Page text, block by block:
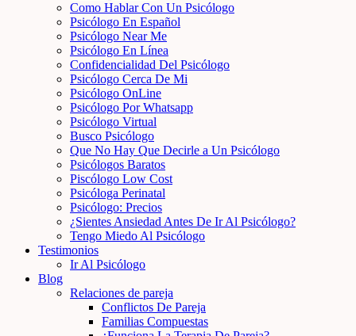
Como Hablar Con Un Psicólogo
Psicólogo En Español
Psicólogo Near Me
Psicólogo En Línea
Confidencialidad Del Psicólogo
Psicólogo Cerca De Mi
Psicólogo OnLine
Psicólogo Por Whatsapp
Psicólogo Virtual
Busco Psicólogo
Que No Hay Que Decirle a Un Psicólogo
Psicólogos Baratos
Piscólogo Low Cost
Psicóloga Perinatal
Psicólogo: Precios
¿Sientes Ansiedad Antes De Ir Al Psicólogo?
Tengo Miedo Al Psicólogo
Testimonios
Ir Al Psicólogo
Blog
Relaciones de pareja
Conflictos De Pareja
Familias Compuestas